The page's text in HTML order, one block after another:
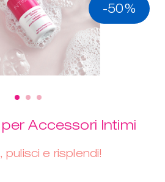
-50%
Accessori Intimi
pulisci e risplendi!